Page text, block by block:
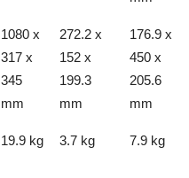
1080 x
317 x
345
mm
272.2 x
152 x
199.3
mm
176.9 x
450 x
205.6
mm
19.9 kg 3.7 kg 7.9 kg